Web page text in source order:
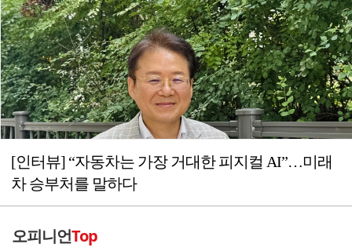
[인터뷰] “자동차는 가장 거대한 피지컬 AI”…미래
차 승부처를 말하다
오피니언Top